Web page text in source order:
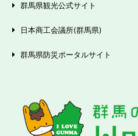
群馬県観光公式サイト
日本商工会議所(群馬県)
群馬県防災ポータルサイト